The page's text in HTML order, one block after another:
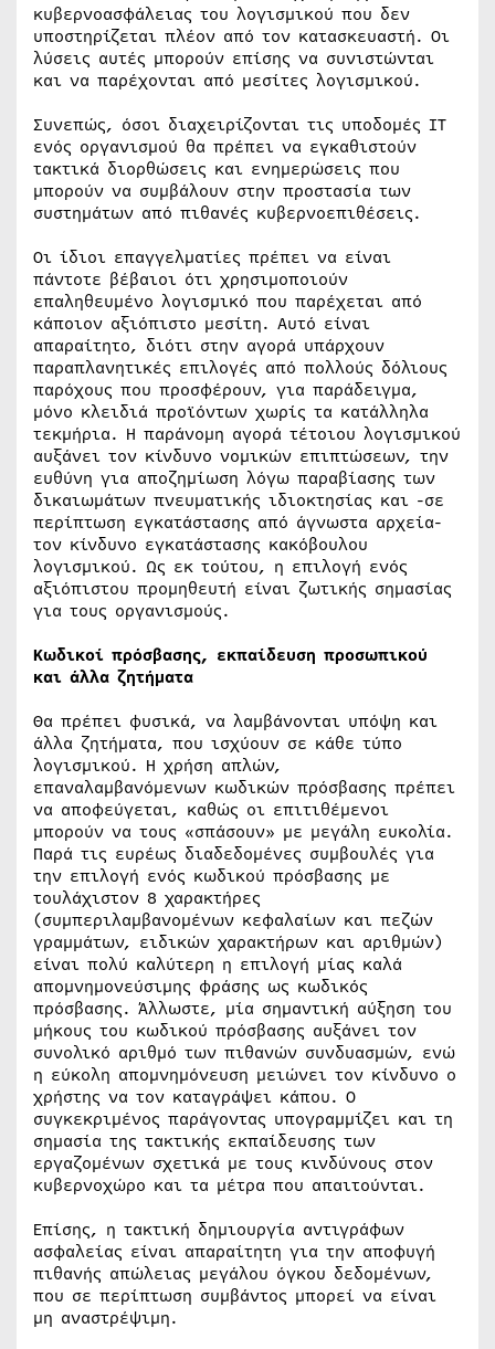
κυβερνοασφάλειας του λογισμικού που δεν
υποστηρίζεται πλέον από τον κατασκευαστή. Οι
λύσεις αυτές μπορούν επίσης να συνιστώνται
και να παρέχονται από μεσίτες λογισμικού.
Συνεπώς, όσοι διαχειρίζονται τις υποδομές IT
ενός οργανισμού θα πρέπει να εγκαθιστούν
τακτικά διορθώσεις και ενημερώσεις που
μπορούν να συμβάλουν στην προστασία των
συστημάτων από πιθανές κυβερνοεπιθέσεις.
Οι ίδιοι επαγγελματίες πρέπει να είναι
πάντοτε βέβαιοι ότι χρησιμοποιούν
επαληθευμένο λογισμικό που παρέχεται από
κάποιον αξιόπιστο μεσίτη. Αυτό είναι
απαραίτητο, διότι στην αγορά υπάρχουν
παραπλανητικές επιλογές από πολλούς δόλιους
παρόχους που προσφέρουν, για παράδειγμα,
μόνο κλειδιά προϊόντων χωρίς τα κατάλληλα
τεκμήρια. Η παράνομη αγορά τέτοιου λογισμικού
αυξάνει τον κίνδυνο νομικών επιπτώσεων, την
ευθύνη για αποζημίωση λόγω παραβίασης των
δικαιωμάτων πνευματικής ιδιοκτησίας και -σε
περίπτωση εγκατάστασης από άγνωστα αρχεία-
τον κίνδυνο εγκατάστασης κακόβουλου
λογισμικού. Ως εκ τούτου, η επιλογή ενός
αξιόπιστου προμηθευτή είναι ζωτικής σημασίας
για τους οργανισμούς.
Κωδικοί πρόσβασης, εκπαίδευση προσωπικού
και άλλα ζητήματα
Θα πρέπει φυσικά, να λαμβάνονται υπόψη και
άλλα ζητήματα, που ισχύουν σε κάθε τύπο
λογισμικού. Η χρήση απλών,
επαναλαμβανόμενων κωδικών πρόσβασης πρέπει
να αποφεύγεται, καθώς οι επιτιθέμενοι
μπορούν να τους «σπάσουν» με μεγάλη ευκολία.
Παρά τις ευρέως διαδεδομένες συμβουλές για
την επιλογή ενός κωδικού πρόσβασης με
τουλάχιστον 8 χαρακτήρες
(συμπεριλαμβανομένων κεφαλαίων και πεζών
γραμμάτων, ειδικών χαρακτήρων και αριθμών)
είναι πολύ καλύτερη η επιλογή μίας καλά
απομνημονεύσιμης φράσης ως κωδικός
πρόσβασης. Άλλωστε, μία σημαντική αύξηση του
μήκους του κωδικού πρόσβασης αυξάνει τον
συνολικό αριθμό των πιθανών συνδυασμών, ενώ
η εύκολη απομνημόνευση μειώνει τον κίνδυνο ο
χρήστης να τον καταγράψει κάπου. Ο
συγκεκριμένος παράγοντας υπογραμμίζει και τη
σημασία της τακτικής εκπαίδευσης των
εργαζομένων σχετικά με τους κινδύνους στον
κυβερνοχώρο και τα μέτρα που απαιτούνται.
Επίσης, η τακτική δημιουργία αντιγράφων
ασφαλείας είναι απαραίτητη για την αποφυγή
πιθανής απώλειας μεγάλου όγκου δεδομένων,
που σε περίπτωση συμβάντος μπορεί να είναι
μη αναστρέψιμη.